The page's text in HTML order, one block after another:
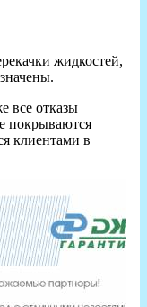
жидкостей,
все отказы
покрываются
клиентами в